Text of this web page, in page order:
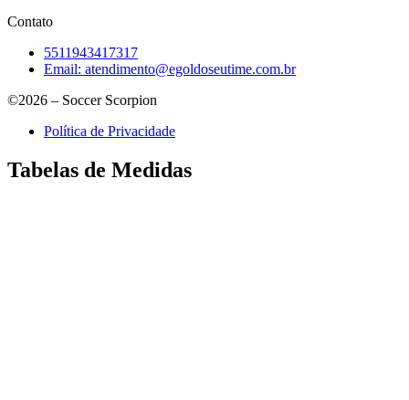
Contato
5511943417317
Email: atendimento@egoldoseutime.com.br
©2026 – Soccer Scorpion
Política de Privacidade
Tabelas de Medidas